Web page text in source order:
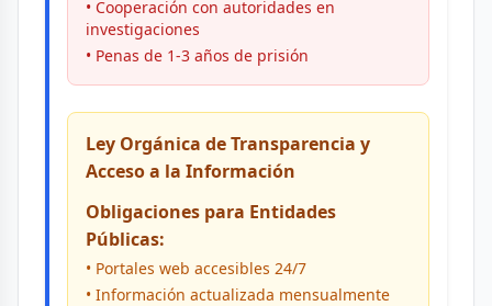
• Cooperación con autoridades en
investigaciones
• Penas de 1-3 años de prisión
Ley Orgánica de Transparencia y
Acceso a la Información
Obligaciones para Entidades
Públicas:
• Portales web accesibles 24/7
• Información actualizada mensualmente